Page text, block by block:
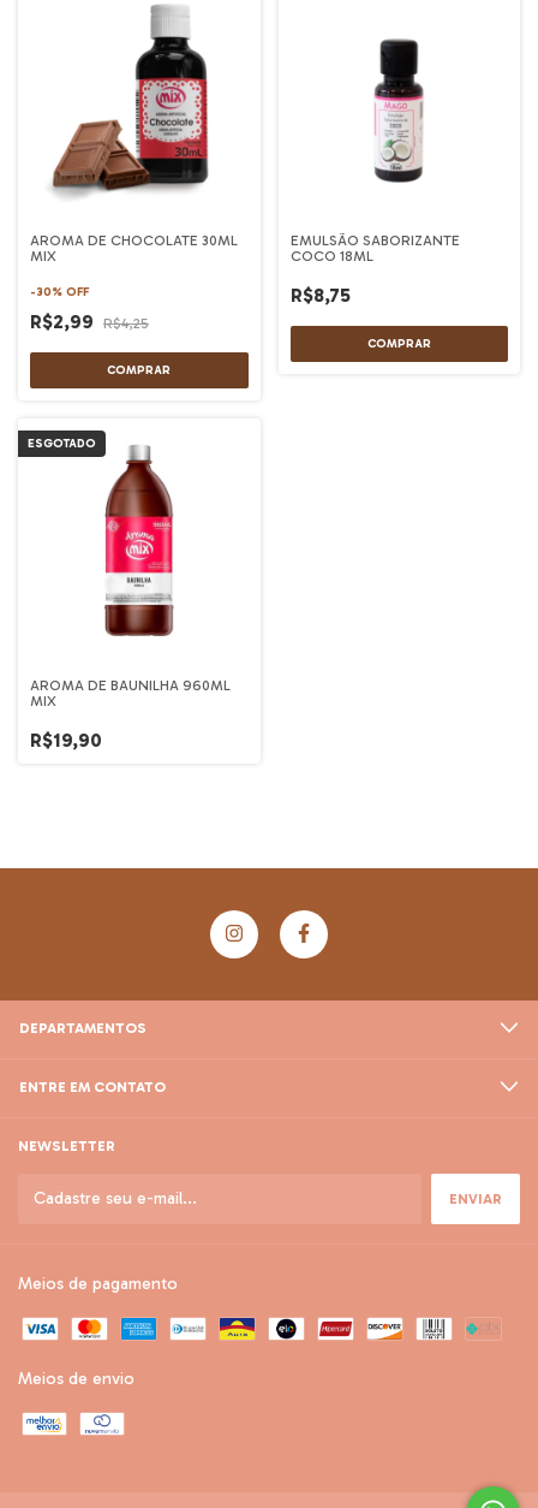
AROMA DE CHOCOLATE 30ML
MIX
-30% OFF
R$2,99 R$4,25
EMULSÃO SABORIZANTE
COCO 18ML
R$8,75
ESGOTADO
AROMA DE BAUNILHA 960ML
MIX
R$19,90
DEPARTAMENTOS
ENTRE EM CONTATO
NEWSLETTER
Meios de pagamento
Meios de envio